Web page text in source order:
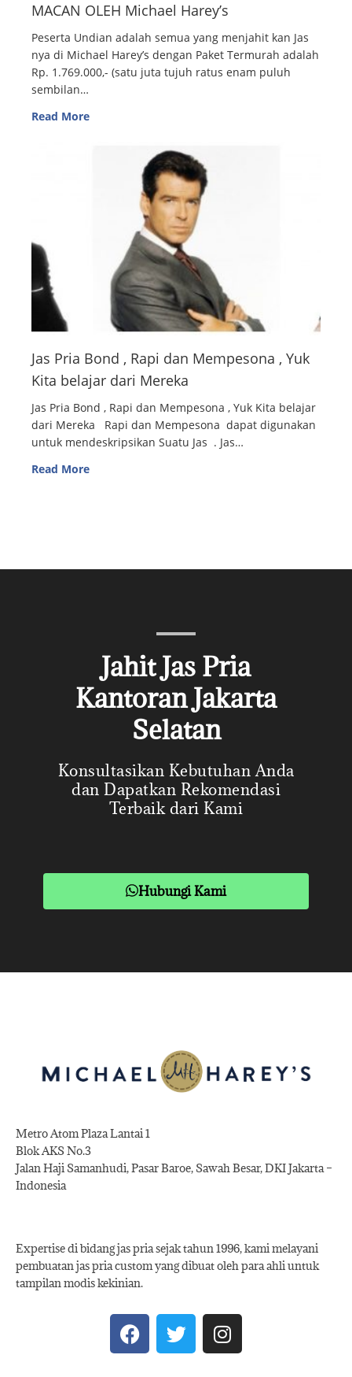
MACAN OLEH Michael Harey’s
Peserta Undian adalah semua yang menjahit kan Jas
nya di Michael Harey’s dengan Paket Termurah adalah
Rp. 1.769.000,- (satu juta tujuh ratus enam puluh
sembilan…
Read More
Jas Pria Bond , Rapi dan Mempesona , Yuk
Kita belajar dari Mereka
Jas Pria Bond , Rapi dan Mempesona , Yuk Kita belajar
dari Mereka Rapi dan Mempesona dapat digunakan
untuk mendeskripsikan Suatu Jas . Jas…
Read More
Jahit Jas Pria
Kantoran Jakarta
Selatan
Konsultasikan Kebutuhan Anda
dan Dapatkan Rekomendasi
Terbaik dari Kami
Hubungi Kami
Metro Atom Plaza Lantai 1
Blok AKS No.3
Jalan Haji Samanhudi, Pasar Baroe, Sawah Besar, DKI Jakarta –
Indonesia
Expertise di bidang jas pria sejak tahun 1996, kami melayani
pembuatan jas pria custom yang dibuat oleh para ahli untuk
tampilan modis kekinian.